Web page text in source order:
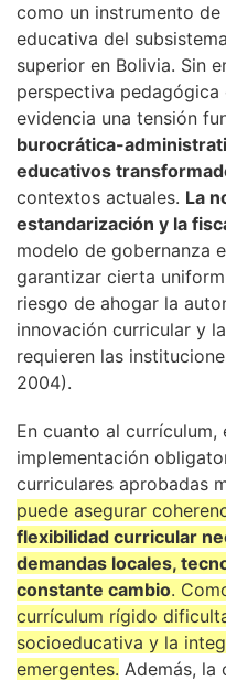
como un instrumento
educativa del
superior en Bolivia. Sin
perspectiva
evidencia una tensión
burocrática-
educativos
contextos actuales. La
estandarización y la
modelo de gobernanza
garantizar cierta
riesgo de ahogar la
innovación curricular y
requieren las
2004).
En cuanto al
implementación
curriculares aprobadas
puede asegurar
flexibilidad curricular
demandas locales,
constante cambio.
currículum rígido
socioeducativa y la
emergentes. Además, la